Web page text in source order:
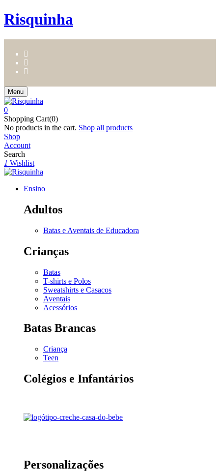
Risquinha
Menu
0
Shopping Cart(0)
No products in the cart. Shop all products
Shop
Account
Search
1 Wishlist
Ensino
Adultos
Batas e Aventais de Educadora
Crianças
Batas
T-shirts e Polos
Sweatshirts e Casacos
Aventais
Acessórios
Batas Brancas
Criança
Teen
Colégios e Infantários
Personalizações